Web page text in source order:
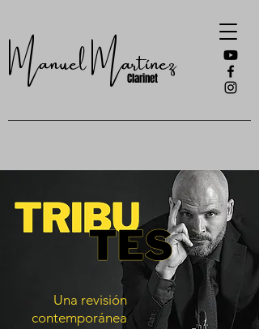
Manuel Martínez
Clarinet
Una revisión
contemporánea